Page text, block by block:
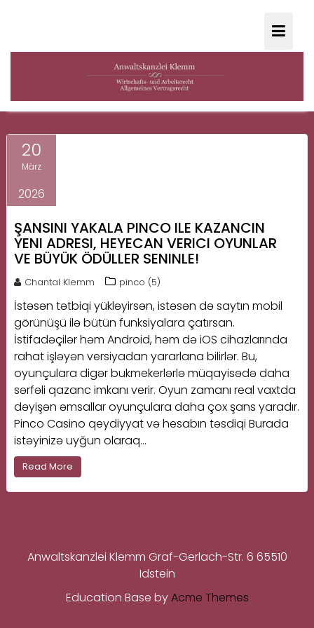
KATEGORIE:PINCO (5)
20
März
2026
ŞANSINI YAKALA PINCO ILE KAZANCIN
YENI ADRESI, HEYECAN VERICI OYUNLAR
VE BÜYÜK ÖDÜLLER SENINLE!
Chantal Klemm pinco (5)
İstəsən tətbiqi yükləyirsən, istəsən də saytın mobil
görünüşü ilə bütün funksiyalara çatırsan.
İstifadəçilər həm Android, həm də iOS cihazlarında
rahat işləyən versiyadan yararlana bilirlər. Bu,
oyunçulara digər bukmekerlərlə müqayisədə daha
sərfəli qazanc imkanı verir. Oyun zamanı real vaxtda
dəyişən əmsallar oyunçulara daha çox şans yaradır.
Pinco Casino qeydiyyat və hesabın təsdiqi Burada
istəyinizə uyğun olaraq…
Read More
Anwaltskanzlei Klemm Graf-Gerlach-Str. 6 65510
Idstein
Education Base byAcme Themes